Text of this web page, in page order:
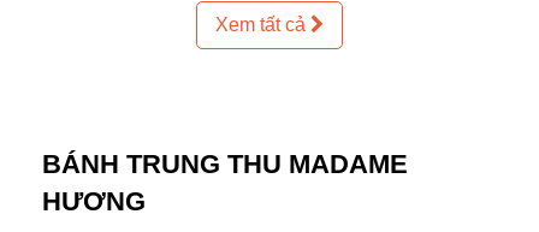
Xem tất cả
BÁNH TRUNG THU MADAME
HƯƠNG